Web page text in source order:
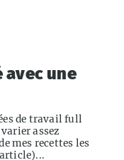
avec une
de travail full
assez
mes recettes les